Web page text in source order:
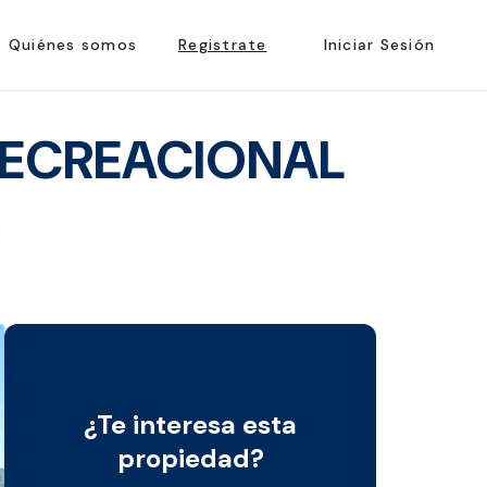
Quiénes somos Registrate Iniciar Sesión
¿Te interesa esta
propiedad?